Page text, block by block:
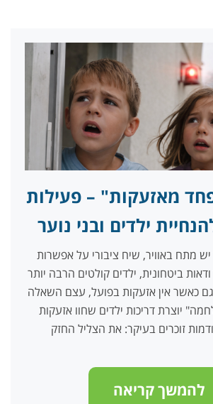
מאזעקות" – פעילות
ילדים ובני נוער
מתח באוויר, שיח ציבורי על אפשרות
ביטחונית, ילדים קולטים הרבה יותר
כאשר אין אזעקות בפועל, עצם השאלה
יוצרת דריכות ילדים שחוו אזעקות
זוכרים בעיקר: את הצליל החזק
להמשך קריאה